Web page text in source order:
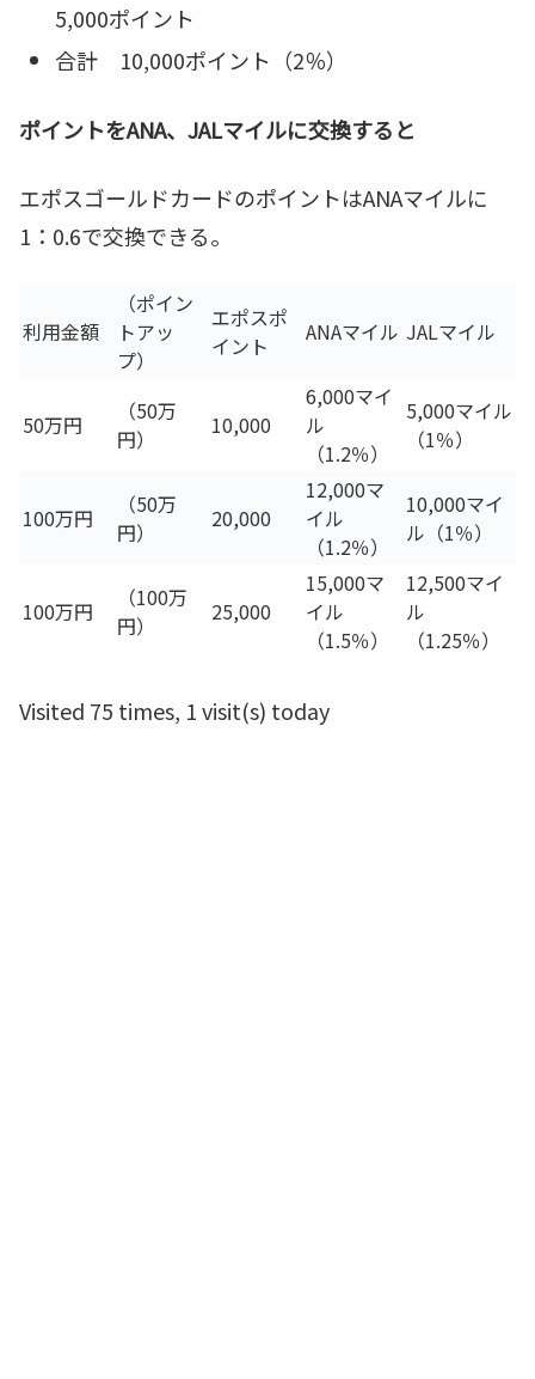
5,000ポイント
合計 10,000ポイント（2％）
ポイントをANA、JALマイルに交換すると
エポスゴールドカードのポイントはANAマイルに
1：0.6で交換できる。
利用金額
（ポイン
トアッ
プ）
エポスポ
イント
ANAマイル JALマイル
50万円
（50万
円）
10,000
6,000マイ
ル
（1.2％）
5,000マイル
（1％）
100万円
（50万
円）
20,000
12,000マ
イル
（1.2％）
10,000マイ
ル（1％）
100万円
（100万
円）
25,000
15,000マ
イル
（1.5％）
12,500マイ
ル
（1.25％）
Visited 75 times, 1 visit(s) today